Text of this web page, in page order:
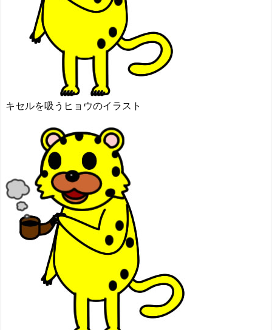
キセルを吸うヒョウのイラスト